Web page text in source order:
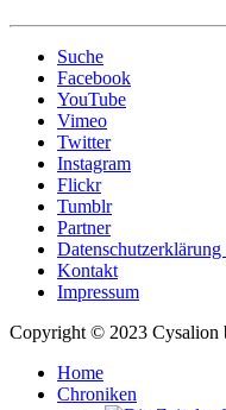
Suche
Facebook
YouTube
Vimeo
Twitter
Instagram
Flickr
Tumblr
Partner
Kontakt
Impressum
Copyright © 2023 Cysalion
Home
Chroniken